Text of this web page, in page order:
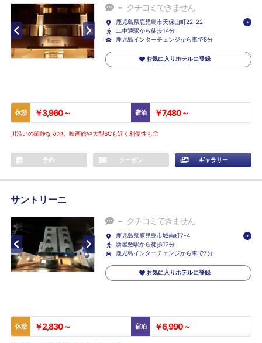
- クチコミできません
鹿児島県鹿児島市天保山町22-22
二中通駅から徒歩14分
鹿児島インターチェンジから車で8分
お気に入りホテルに登録
休憩 ￥3,960～ 宿泊 ￥7,480～
川沿いの閑静な立地。映画館や大型SCも近く利便性も◎
予約 クーポン ギャラリー
サントリーニ
- クチコミできません
鹿児島県鹿児島市城南町7-4
新屋敷駅から徒歩12分
鹿児島インターチェンジから車で7分
お気に入りホテルに登録
休憩 ￥2,830～ 宿泊 ￥6,990～